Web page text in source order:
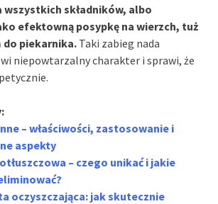
wszystkich składników, albo
efektowną posypkę na wierzch, tuż
do piekarnika. Taki zabieg nada
niepowtarzalny charakter i sprawi, że
– właściwości, zastosowanie i
aspekty
– czego unikać i jakie
oczyszczająca: jak skutecznie